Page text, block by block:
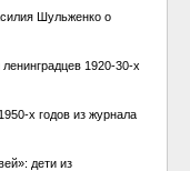
Шульженко о
1920-30-х
х годов из журнала
дети из